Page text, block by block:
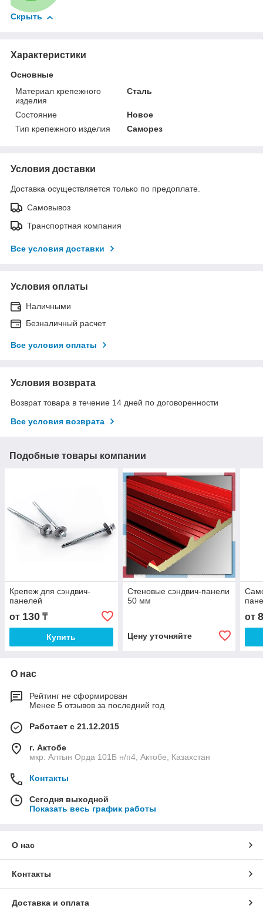
Скрыть
Характеристики
Основные
Материал крепежного
изделия
Сталь
Состояние
Новое
Тип крепежного изделия
Саморез
Условия доставки
Доставка осуществляется только по предоплате.
Самовывоз
Транспортная компания
Все условия доставки
Условия оплаты
Наличными
Безналичный расчет
Все условия оплаты
Условия возврата
Возврат товара в течение 14 дней по договоренности
Все условия возврата
Подобные товары компании
Крепеж для сэндвич-
панелей
от 130 ₸
Купить
Стеновые сэндвич-панели
50 мм
Цену уточняйте
от
О нас
Рейтинг не сформирован
Менее 5 отзывов за последний год
Работает с 21.12.2015
г. Актобе
мкр. Алтын Орда 101Б н/п4, Актобе, Казахстан
Контакты
Сегодня выходной
Показать весь график работы
О нас
Контакты
Доставка и оплата